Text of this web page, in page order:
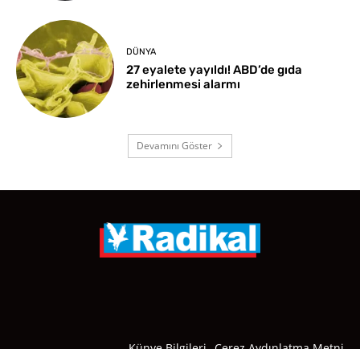
DÜNYA
27 eyalete yayıldı! ABD’de gıda
zehirlenmesi alarmı
Devamını Göster